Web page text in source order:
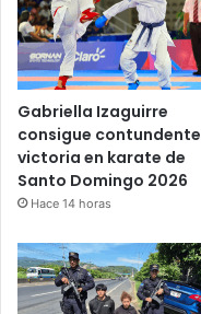
Gabriella Izaguirre
consigue contundente
victoria en karate de
Santo Domingo 2026
Hace 14 horas